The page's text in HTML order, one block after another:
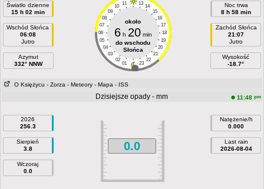
Światło dzienne
15 h 02 min
Wschód Słońca
06:08
Jutro
Azymut
332° NNW
11 13
10
14
09
15
08
16
07
17
06
18
05
19
04
20
03
21
02
22
01 23
około
6h 20min
do wschodu
Słońca
Noc trwa
8 h 58 min
Zachód Słońca
21:07
Jutro
Wysokość
-18.7°
O Księżycu - Zorza - Meteory - Mapa - ISS
Dzisiejsze opady - mm 11:48 pm
2026
256.3
Sierpień
3.8
Wczoraj
0.0
0.0
Natężenie/h
0.000
Last rain
2026-08-04